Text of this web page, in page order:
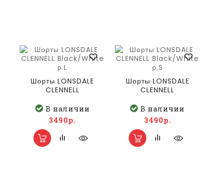
Шорты LONSDALE
CLENNELL
В наличии
3490р.
Шорты LONSDALE
CLENNELL
В наличии
3490р.